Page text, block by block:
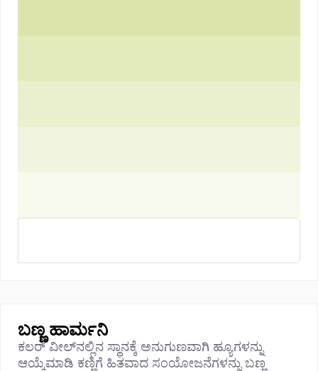
ಬಣ್ಣ ಹಾರ್ಮನಿ
ಕಲರ್ ವೀಲ್‌ನಲ್ಲಿನ ಸ್ಥಾನಕ್ಕೆ ಅನುಗುಣವಾಗಿ ಹ್ಯೂಗಳನ್ನು
ಆಯ್ಕೆಮಾಡಿ ಕಣ್ಣಿಗೆ ಹಿತವಾದ ಸಂಯೋಜನೆಗಳನ್ನು ಬಣ್ಣ